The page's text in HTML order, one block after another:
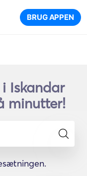
BRUG APPEN
Iskandar
minutter!